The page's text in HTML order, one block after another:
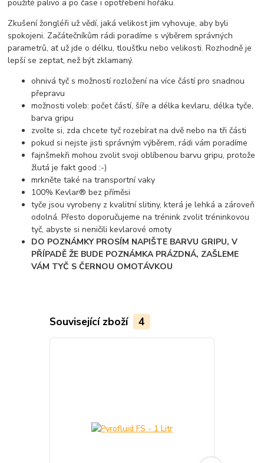
použité palivo a po čase i opotřebení hořáku.
Zkušení žongléři už vědí, jaká velikost jim vyhovuje, aby byli
spokojeni. Začátečníkům rádi poradíme s výběrem správných
parametrů, ať už jde o délku, tloušťku nebo velikosti. Rozhodně je
lepší se zeptat, než být zklamaný.
ohnivá tyč s možností rozložení na více částí pro snadnou
přepravu
možnosti voleb: počet částí, šíře a délka kevlaru, délka tyče,
barva gripu
zvolte si, zda chcete tyč rozebírat na dvě nebo na tři části
pokud si nejste jisti správným výběrem, rádi vám poradíme
fajnšmekři mohou zvolit svoji oblíbenou barvu gripu, protože
žlutá je fakt good :-)
mrkněte také na transportní vaky
100% Kevlar® bez příměsi
tyče jsou vyrobeny z kvalitní slitiny, která je lehká a zároveň
odolná. Přesto doporučujeme na trénink zvolit tréninkovou
tyč, abyste si neničili kevlarové omoty
DO POZNÁMKY PROSÍM NAPIŠTE BARVU GRIPU, V
PŘÍPADĚ ŽE BUDE POZNÁMKA PRÁZDNÁ, ZAŠLEME
VÁM TYČ S ČERNOU OMOTÁVKOU
Související zboží 4